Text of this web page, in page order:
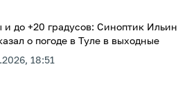
и до +20 градусов: Синоптик Ильин
о погоде в Туле в выходные
18:51